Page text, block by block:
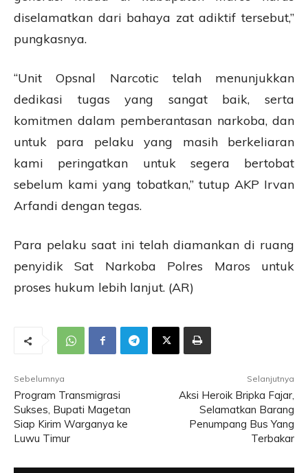
diselamatkan dari bahaya zat adiktif tersebut,”
pungkasnya.
“Unit Opsnal Narcotic telah menunjukkan
dedikasi tugas yang sangat baik, serta
komitmen dalam pemberantasan narkoba, dan
untuk para pelaku yang masih berkeliaran
kami peringatkan untuk segera bertobat
sebelum kami yang tobatkan,” tutup AKP Irvan
Arfandi dengan tegas.
Para pelaku saat ini telah diamankan di ruang
penyidik Sat Narkoba Polres Maros untuk
proses hukum lebih lanjut. (AR)
Sebelumnya
Program Transmigrasi
Sukses, Bupati Magetan
Siap Kirim Warganya ke
Luwu Timur
Selanjutnya
Aksi Heroik Bripka Fajar,
Selamatkan Barang
Penumpang Bus Yang
Terbakar